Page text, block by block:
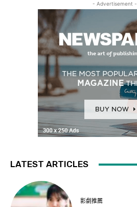
- Advertisement -
LATEST ARTICLES
影劇推薦